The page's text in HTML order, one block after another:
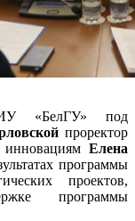
«БелГУ» под
проректор
инновациямЕлена
программы
проектов,
программы